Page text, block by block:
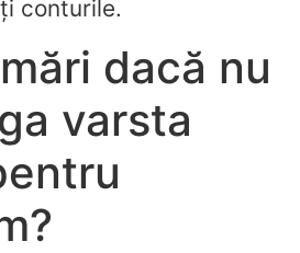
conturile.
dacă nu
varsta